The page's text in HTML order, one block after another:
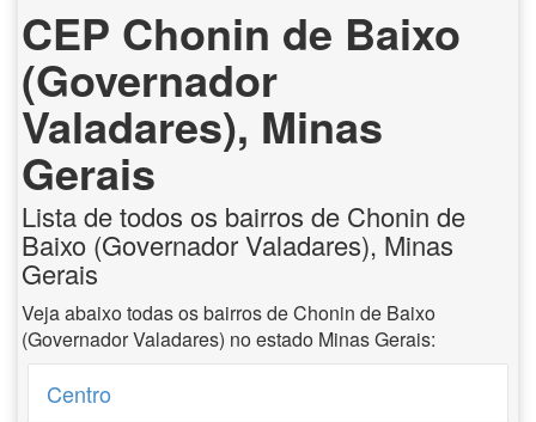
CEP Chonin de Baixo
(Governador
Valadares), Minas
Gerais
Lista de todos os bairros de Chonin de
Baixo (Governador Valadares), Minas
Gerais
Veja abaixo todas os bairros de Chonin de Baixo
(Governador Valadares) no estado Minas Gerais:
Centro